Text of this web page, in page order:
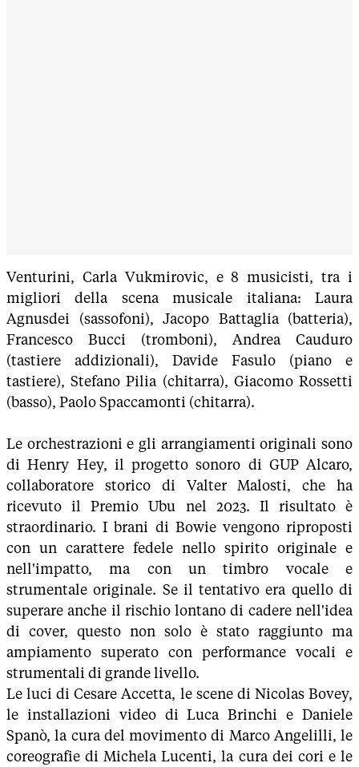
Venturini, Carla Vukmirovic, e 8 musicisti, tra i
migliori della scena musicale italiana: Laura
Agnusdei (sassofoni), Jacopo Battaglia (batteria),
Francesco Bucci (tromboni), Andrea Cauduro
(tastiere addizionali), Davide Fasulo (piano e
tastiere), Stefano Pilia (chitarra), Giacomo Rossetti
(basso), Paolo Spaccamonti (chitarra).
Le orchestrazioni e gli arrangiamenti originali sono
di Henry Hey, il progetto sonoro di GUP Alcaro,
collaboratore storico di Valter Malosti, che ha
ricevuto il Premio Ubu nel 2023. Il risultato è
straordinario. I brani di Bowie vengono riproposti
con un carattere fedele nello spirito originale e
nell'impatto, ma con un timbro vocale e
strumentale originale. Se il tentativo era quello di
superare anche il rischio lontano di cadere nell'idea
di cover, questo non solo è stato raggiunto ma
ampiamento superato con performance vocali e
strumentali di grande livello.
Le luci di Cesare Accetta, le scene di Nicolas Bovey,
le installazioni video di Luca Brinchi e Daniele
Spanò, la cura del movimento di Marco Angelilli, le
coreografie di Michela Lucenti, la cura dei cori e le